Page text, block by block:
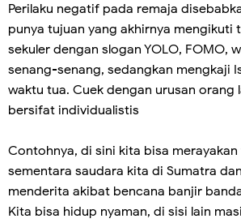
Perilaku negatif pada remaja
punya tujuan yang akhirnya mengikuti
sekuler dengan slogan YOLO, FOMO,
senang-senang, sedangkan mengkaji
waktu tua. Cuek dengan urusan orang
bersifat individualistis
Contohnya, di sini kita bisa
sementara saudara kita di Sumatra
menderita akibat bencana banjir
Kita bisa hidup nyaman, di sisi lain